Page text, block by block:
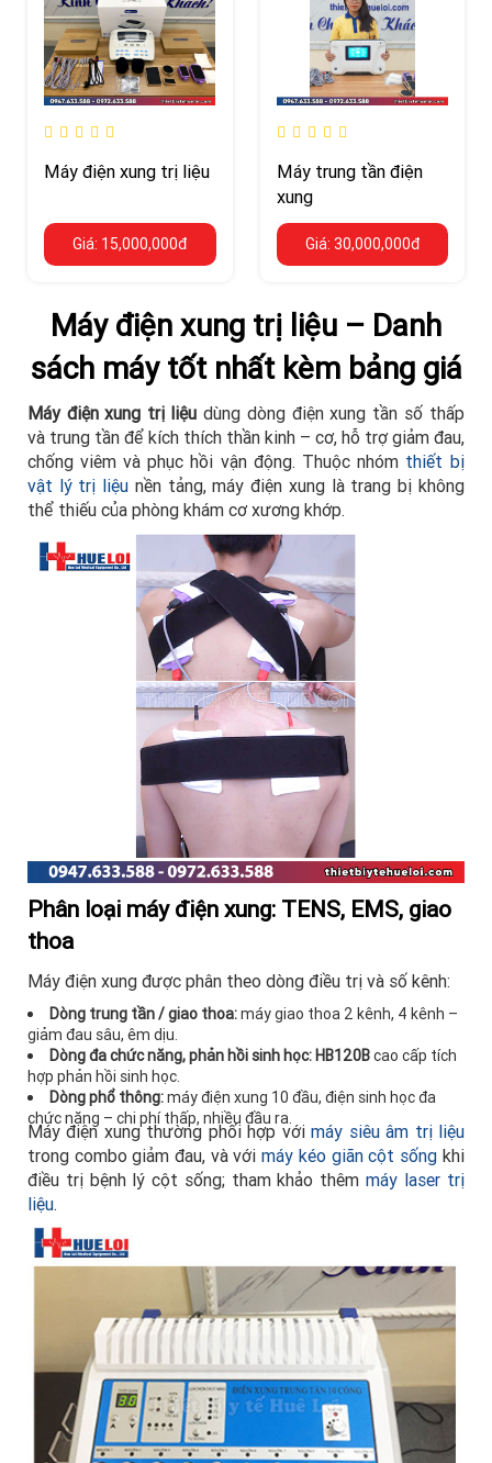
Máy điện xung trị liệu
Giá: 15,000,000đ
Máy trung tần điện
xung
Giá: 30,000,000đ
Máy điện xung trị liệu – Danh
sách máy tốt nhất kèm bảng giá
Máy điện xung trị liệu dùng dòng điện xung tần số thấp
và trung tần để kích thích thần kinh – cơ, hỗ trợ giảm đau,
chống viêm và phục hồi vận động. Thuộc nhóm thiết bị
vật lý trị liệu nền tảng, máy điện xung là trang bị không
thể thiếu của phòng khám cơ xương khớp.
Phân loại máy điện xung: TENS, EMS, giao
thoa
Máy điện xung được phân theo dòng điều trị và số kênh:
Dòng trung tần / giao thoa:máy giao thoa 2 kênh, 4 kênh –
giảm đau sâu, êm dịu.
Dòng đa chức năng, phản hồi sinh học: HB120Bcao cấp tích
hợp phản hồi sinh học.
Dòng phổ thông:máy điện xung 10 đầu, điện sinh học đa
chức năng – chi phí thấp, nhiều đầu ra.
Máy điện xung thường phối hợp với máy siêu âm trị liệu
trong combo giảm đau, và với máy kéo giãn cột sống khi
điều trị bệnh lý cột sống; tham khảo thêm máy laser trị
liệu.